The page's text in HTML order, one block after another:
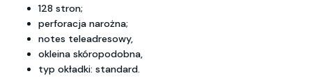
128 stron;
perforacja narożna;
notes teleadresowy,
okleina skóropodobna,
typ okładki: standard.